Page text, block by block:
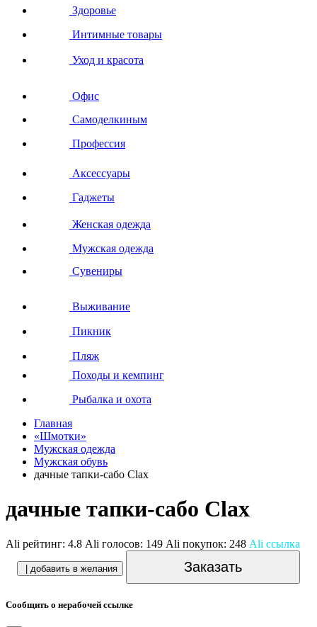
Здоровье
Интимные товары
Уход и красота
Офис
Самоделкиным
Профессия
Аксессуары
Гаджеты
Женская одежда
Мужская одежда
Сувениры
Выживание
Пикник
Пляж
Походы и кемпинг
Рыбалка и охота
Главная
«Шмотки»
Мужская одежда
Мужская обувь
дачные тапки-сабо Clax
дачные тапки-сабо Clax
Ali рейтинг: 4.8 Ali голосов: 149 Ali покупок: 248 Ali ссылка
| добавить в желания Заказать
Сообщить о нерабочей ссылке